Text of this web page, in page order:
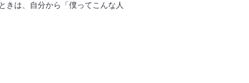
きは、自分から「僕ってこんな人